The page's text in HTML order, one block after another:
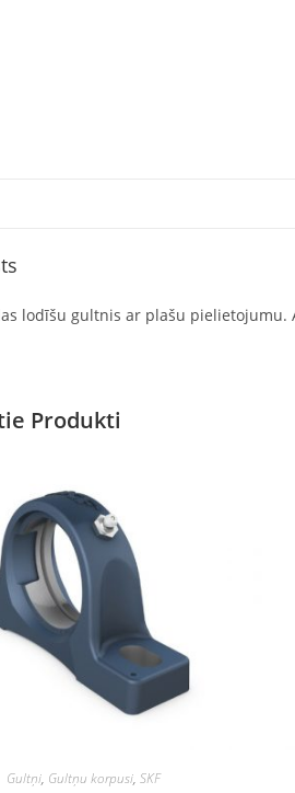
lodīšu gultnis ar plašu pielietojumu.
Produkti
Gultņi, Gultņu korpusi, SKF